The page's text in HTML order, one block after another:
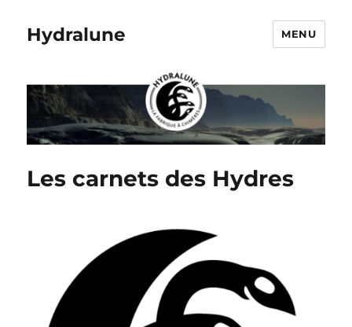
Hydralune MENU
Les carnets des Hydres